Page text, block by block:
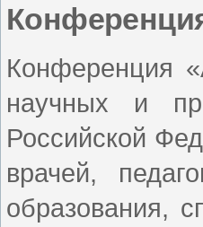
Конференция
научных и
Российской
врачей,
образования,